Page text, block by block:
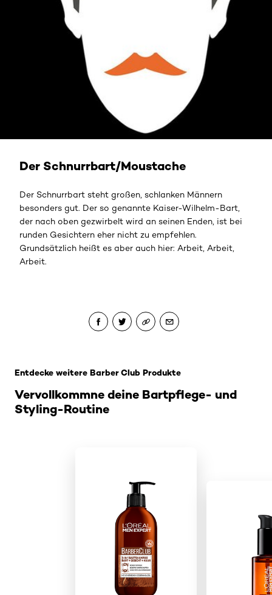
Der Schnurrbart/Moustache
Der Schnurrbart steht großen, schlanken Männern
besonders gut. Der so genannte Kaiser-Wilhelm-Bart,
der nach oben gezwirbelt wird an seinen Enden, ist bei
runden Gesichtern eher nicht zu empfehlen.
Grundsätzlich heißt es aber auch hier: Arbeit, Arbeit,
Arbeit.
Vervollkommne deine Bartpflege- und
Styling-Routine
Entdecke weitere Barber Club Produkte